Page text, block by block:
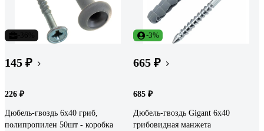
145 ₽
226 ₽
Дюбель-гвоздь 6х40 гриб,
полипропилен 50шт - коробка
-3%
665 ₽
685 ₽
Дюбель-гвоздь Gigant 6x40
грибовидная манжета